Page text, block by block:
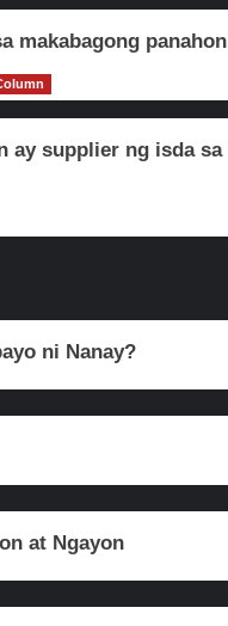
makabagong panahon
ay supplier ng isda sa
ni Nanay?
at Ngayon